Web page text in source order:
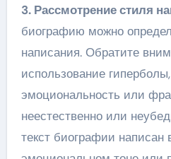
3. Рассмотрение стиля
биографию можно
написания. Обратите
использование
эмоциональность или
неестественно или
текст биографии написан